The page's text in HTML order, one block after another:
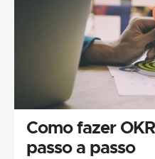
Como fazer
passo a passo